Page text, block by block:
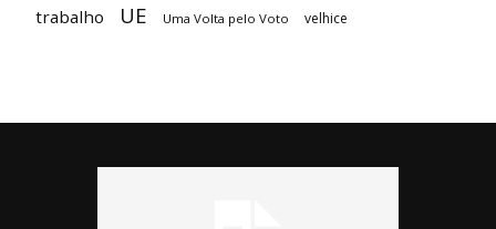
trabalho UE Uma Volta pelo Voto velhice